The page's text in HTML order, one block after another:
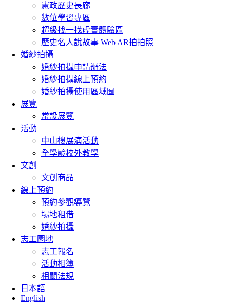
憲政歷史長廊
數位學習專區
超級找一找虛實體驗區
歷史名人說故事 Web AR拍拍照
婚紗拍攝
婚紗拍攝申請辦法
婚紗拍攝線上預約
婚紗拍攝使用區域圖
展覽
常設展覽
活動
中山樓展演活動
全學齡校外教學
文創
文創商品
線上預約
預約參觀導覽
場地租借
婚紗拍攝
志工園地
志工報名
活動相簿
相關法規
日本語
English